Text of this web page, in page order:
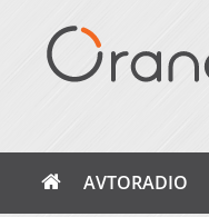
AVTORADIO